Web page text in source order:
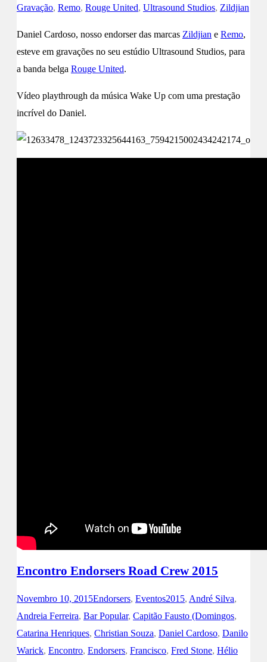
Gravação, Remo, Rouge United, Ultrasound Studios, Zildjian
Daniel Cardoso, nosso endorser das marcas Zildjian e Remo,
esteve em gravações no seu estúdio Ultrasound Studios, para
a banda belga Rouge United.
Vídeo playthrough da música Wake Up com uma prestação
incrível do Daniel.
Encontro Endorsers Road Crew 2015
Novembro 10, 2015Endorsers, Eventos2015, André Silva,
Andreia Ferreira, Bar Popular, Capitão Fausto (Domingos,
Catarina Henriques, Christian Souza, Daniel Cardoso, Danilo
Warick, Encontro, Endorsers, Francisco, Fred Stone, Hélio